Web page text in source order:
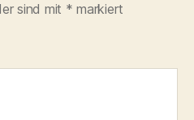
sind mit * markiert